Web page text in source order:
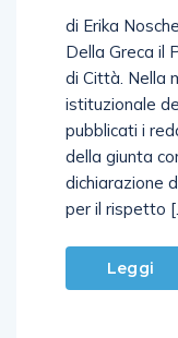
di Erika
Della Greca il
di Città. Nella
istituzionale
pubblicati i
della giunta
dichiarazione
per il rispetto
Leggi